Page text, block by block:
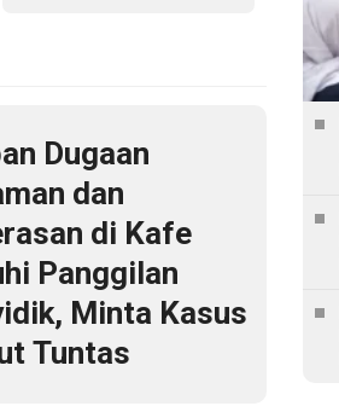
Dugaan
dan
di Kafe
Panggilan
Minta Kasus
Tuntas